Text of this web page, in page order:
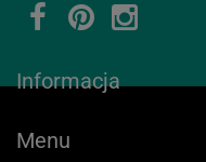
Informacja
Menu